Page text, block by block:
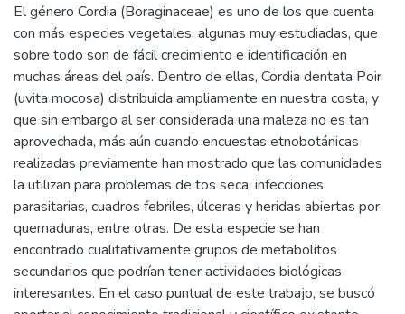
El género Cordia (Boraginaceae) es uno de los que cuenta
con más especies vegetales, algunas muy estudiadas, que
sobre todo son de fácil crecimiento e identificación en
muchas áreas del país. Dentro de ellas, Cordia dentata Poir
(uvita mocosa) distribuida ampliamente en nuestra costa, y
que sin embargo al ser considerada una maleza no es tan
aprovechada, más aún cuando encuestas etnobotánicas
realizadas previamente han mostrado que las comunidades
la utilizan para problemas de tos seca, infecciones
parasitarias, cuadros febriles, úlceras y heridas abiertas por
quemaduras, entre otras. De esta especie se han
encontrado cualitativamente grupos de metabolitos
secundarios que podrían tener actividades biológicas
interesantes. En el caso puntual de este trabajo, se buscó